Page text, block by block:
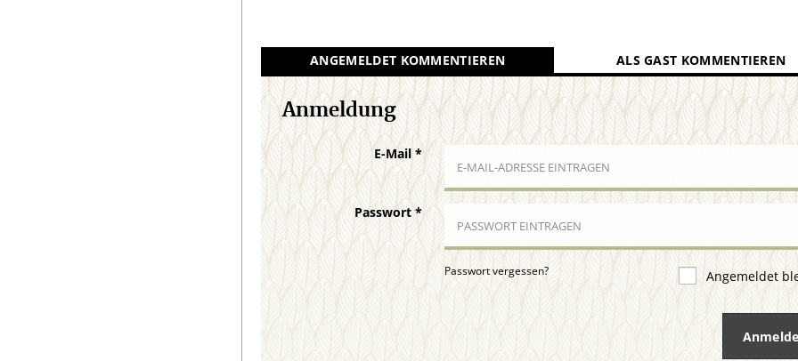
ANGEMELDET KOMMENTIEREN ALS GAST KOMMENTIEREN
Anmeldung
E-Mail *
Passwort*
Passwort vergessen? Angemeldet